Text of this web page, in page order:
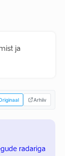
ja
Arhiiv
radariga